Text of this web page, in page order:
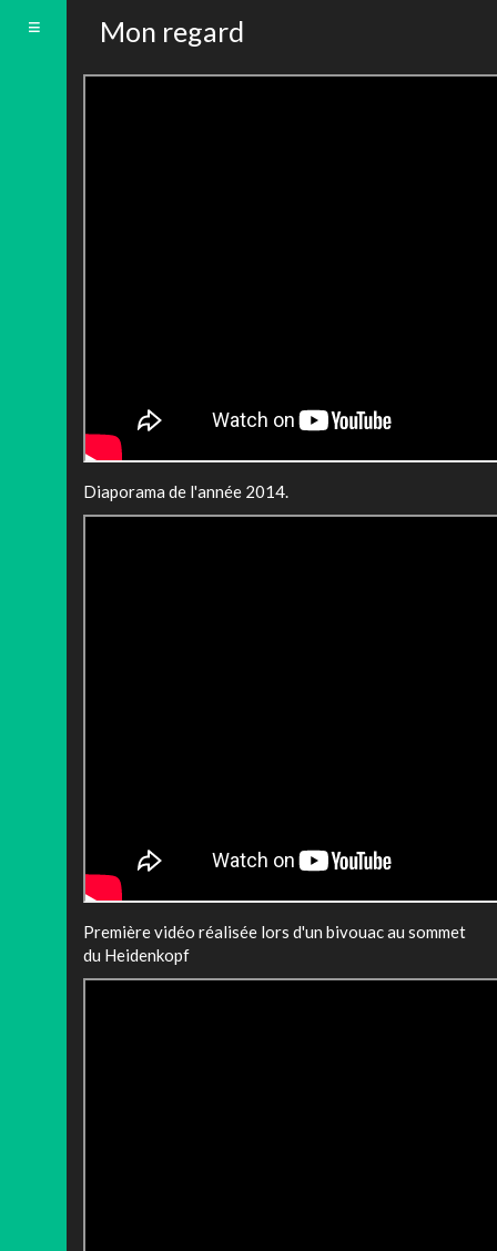
Toggle
navigation
Mon regard
Diaporama de l'année 2014.
Première vidéo réalisée lors d'un bivouac au sommet
du Heidenkopf